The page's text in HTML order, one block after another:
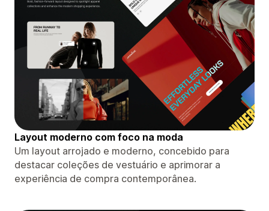
Layout moderno com foco na moda
Um layout arrojado e moderno, concebido para
destacar coleções de vestuário e aprimorar a
experiência de compra contemporânea.